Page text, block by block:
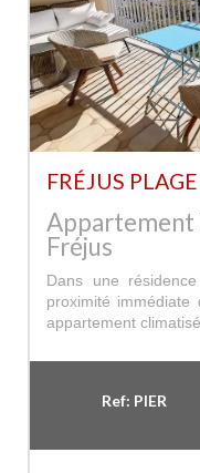
FRÉJUS
Appartement
Fréjus
Dans une
proximité
appartement
Ref: PIER